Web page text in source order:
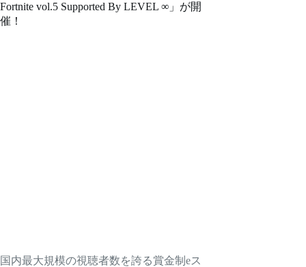
Fortnite vol.5 Supported By LEVEL ∞」が開
催！
国内最⼤規模の視聴者数を誇る賞⾦制eス